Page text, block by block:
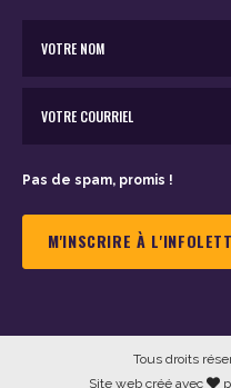
Pas de spam, promis !
Tous droits
Site web créé avec